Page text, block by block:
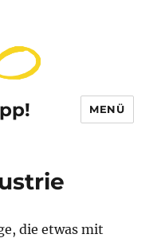
MENÜ
die etwas mit